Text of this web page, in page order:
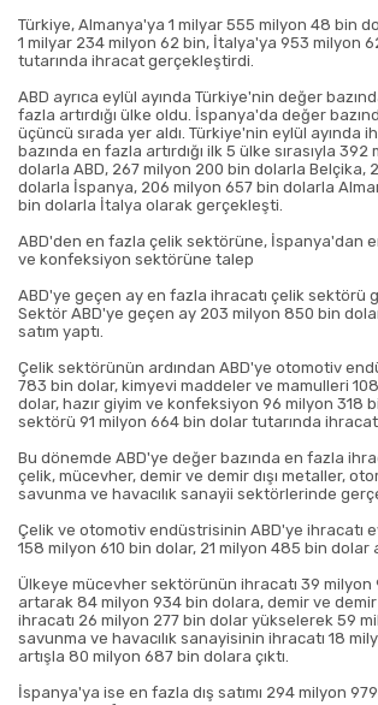
Türkiye, Almanya'ya 1 milyar 555 milyon 48 bin
1 milyar 234 milyon 62 bin, İtalya'ya 953 milyon
tutarında ihracat gerçekleştirdi.
ABD ayrıca eylül ayında Türkiye'nin değer
fazla artırdığı ülke oldu. İspanya'da değer
üçüncü sırada yer aldı. Türkiye'nin eylül ayında
bazında en fazla artırdığı ilk 5 ülke sırasıyla 392
dolarla ABD, 267 milyon 200 bin dolarla Belçika,
dolarla İspanya, 206 milyon 657 bin dolarla
bin dolarla İtalya olarak gerçekleşti.
ABD'den en fazla çelik sektörüne, İspanya'dan
ve konfeksiyon sektörüne talep
ABD'ye geçen ay en fazla ihracatı çelik sektörü
Sektör ABD'ye geçen ay 203 milyon 850 bin
satım yaptı.
Çelik sektörünün ardından ABD'ye otomotiv
783 bin dolar, kimyevi maddeler ve mamulleri
dolar, hazır giyim ve konfeksiyon 96 milyon 318
sektörü 91 milyon 664 bin dolar tutarında
Bu dönemde ABD'ye değer bazında en fazla
çelik, mücevher, demir ve demir dışı metaller,
savunma ve havacılık sanayii sektörlerinde
Çelik ve otomotiv endüstrisinin ABD'ye ihracatı
158 milyon 610 bin dolar, 21 milyon 485 bin dolar
Ülkeye mücevher sektörünün ihracatı 39 milyon
artarak 84 milyon 934 bin dolara, demir ve demir
ihracatı 26 milyon 277 bin dolar yükselerek 59
savunma ve havacılık sanayisinin ihracatı 18
artışla 80 milyon 687 bin dolara çıktı.
İspanya'ya ise en fazla dış satımı 294 milyon